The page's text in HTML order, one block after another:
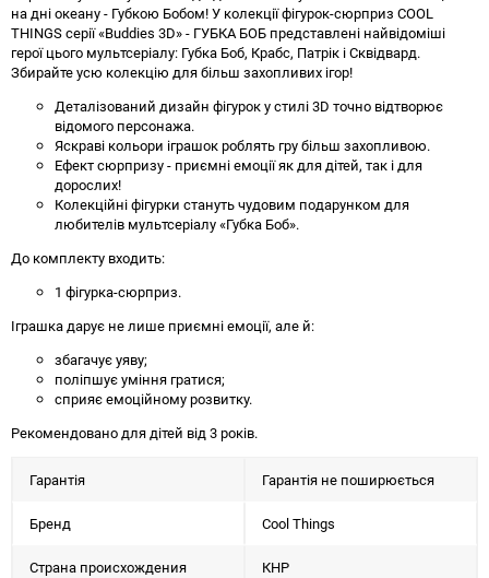
на дні океану - Губкою Бобом! У колекції фігурок-сюрприз COOL
THINGS серії «Buddies 3D» - ГУБКА БОБ представлені найвідоміші
герої цього мультсеріалу: Губка Боб, Крабс, Патрік і Сквідвард.
Збирайте усю колекцію для більш захопливих ігор!
Деталізований дизайн фігурок у стилі 3D точно відтворює
відомого персонажа.
Яскраві кольори іграшок роблять гру більш захопливою.
Ефект сюрпризу - приємні емоції як для дітей, так і для
дорослих!
Колекційні фігурки стануть чудовим подарунком для
любителів мультсеріалу «Губка Боб».
До комплекту входить:
1 фігурка-сюрприз.
Іграшка дарує не лише приємні емоції, але й:
збагачує уяву;
поліпшує уміння гратися;
сприяє емоційному розвитку.
Рекомендовано для дітей від 3 років.
Гарантія Гарантія не поширюється
Бренд Cool Things
Страна происхождения КНР